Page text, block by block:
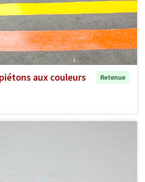
aux couleurs
Retenue